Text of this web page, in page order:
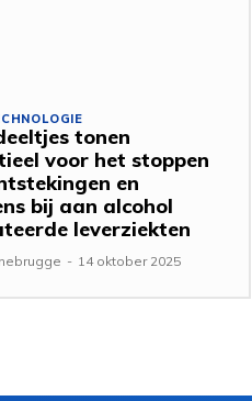
tonen
voor het stoppen
en
bij aan alcohol
leverziekten
- 14 oktober 2025